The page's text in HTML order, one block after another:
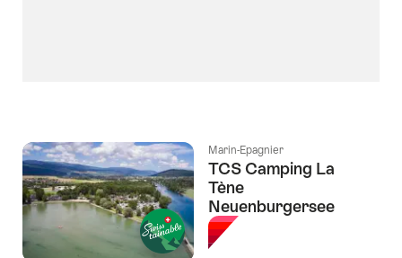
Marin-Epagnier
TCS Camping La
Tène
Neuenburgersee